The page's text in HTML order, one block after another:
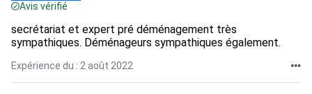
Avis vérifié
secrétariat et expert pré déménagement très
sympathiques. Déménageurs sympathiques également.
Expérience du : 2 août 2022